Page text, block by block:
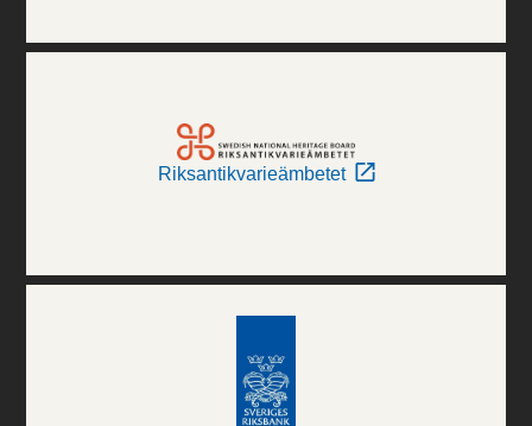
Riksantikvarieämbetet